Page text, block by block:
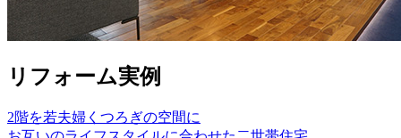
リフォーム実例
2階を若夫婦くつろぎの空間に